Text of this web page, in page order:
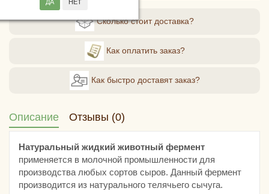
Сколько стоит доставка?
Как оплатить заказ?
Как быстро доставят заказ?
Описание Отзывы (0)
Натуральный жидкий животный фермент
применяется в молочной промышленности для
производства любых сортов сыров. Данный фермент
производится из натурального телячьего сычуга.